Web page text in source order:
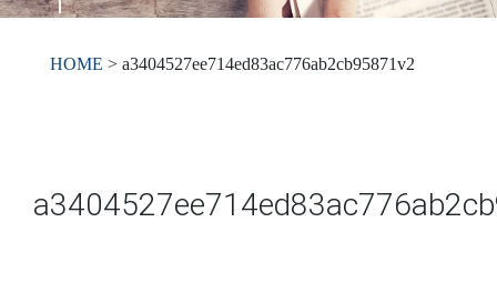
HOME > a3404527ee714ed83ac776ab2cb95871v2